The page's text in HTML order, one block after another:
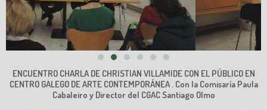
ENCUENTRO CHARLA DE CHRISTIAN VILLAMIDE CON EL PÚBLICO EN
CENTRO GALEGO DE ARTE CONTEMPORÁNEA . Con la Comisaría Paula
Cabaleiro y Director del CGAC Santiago Olmo